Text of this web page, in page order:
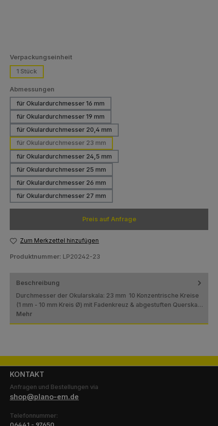
Verpackungseinheitauswählen
1 Stück
Abmessungen
für Okulardurchmesser 16 mm
für Okulardurchmesser 19 mm
für Okulardurchmesser 20,4 mm
für Okulardurchmesser 23 mm
für Okulardurchmesser 24,5 mm
für Okulardurchmesser 25 mm
für Okulardurchmesser 26 mm
für Okulardurchmesser 27 mm
Preis auf Anfrage
Zum Merkzettel hinzufügen
Produktnummer: LP20242-23
Beschreibung
Durchmesser der Okularskala: 23 mm 10 Konzentrische Kreise
(1 mm - 10 mm Kreis Ø) mit Fadenkreuz & abgestuften Querska…
Mehr
KONTAKT
Anfragen und Bestellungen via
shop@plano-em.de
Telefonnummer: